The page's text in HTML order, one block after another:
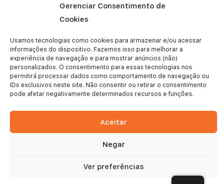
Gerenciar Consentimento de
Cookies
Usamos tecnologias como cookies para armazenar e/ou acessar
informações do dispositivo. Fazemos isso para melhorar a
experiência de navegação e para mostrar anúncios (não)
personalizados. O consentimento para essas tecnologias nos
permitirá processar dados como comportamento de navegação ou
IDs exclusivos neste site. Não consentir ou retirar o consentimento
pode afetar negativamente determinados recursos e funções.
Aceitar
Negar
Ver preferências
© 2026 - Frinsports